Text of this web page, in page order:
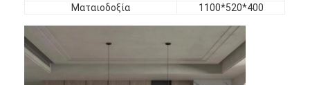
Ματαιοδοξία 1100*520*400